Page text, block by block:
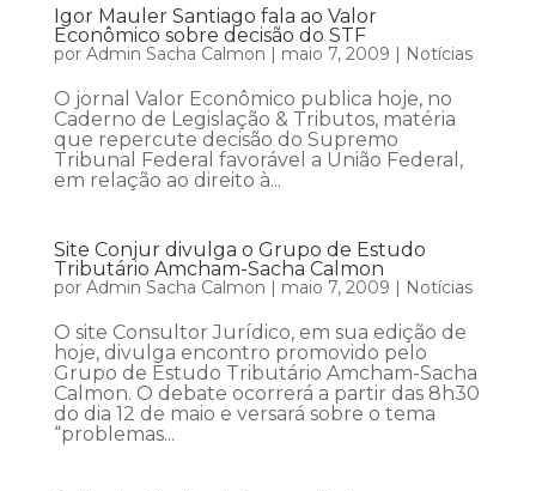
Igor Mauler Santiago fala ao Valor
Econômico sobre decisão do STF
por Admin Sacha Calmon | maio 7, 2009 | Notícias
O jornal Valor Econômico publica hoje, no
Caderno de Legislação & Tributos, matéria
que repercute decisão do Supremo
Tribunal Federal favorável a União Federal,
em relação ao direito à...
Site Conjur divulga o Grupo de Estudo
Tributário Amcham-Sacha Calmon
por Admin Sacha Calmon | maio 7, 2009 | Notícias
O site Consultor Jurídico, em sua edição de
hoje, divulga encontro promovido pelo
Grupo de Estudo Tributário Amcham-Sacha
Calmon. O debate ocorrerá a partir das 8h30
do dia 12 de maio e versará sobre o tema
“problemas...